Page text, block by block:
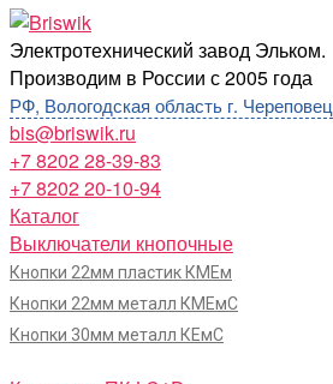
Briswik
Электротехнический завод Эльком.
Производим в России с 2005 года
РФ, Вологодская область г. Череповец
bis@briswik.ru
+7 8202 28-39-83
+7 8202 20-10-94
Каталог
Выключатели кнопочные
Кнопки 22мм пластик КМЕм
Кнопки 22мм металл КМЕмС
Кнопки 30мм металл КЕмС